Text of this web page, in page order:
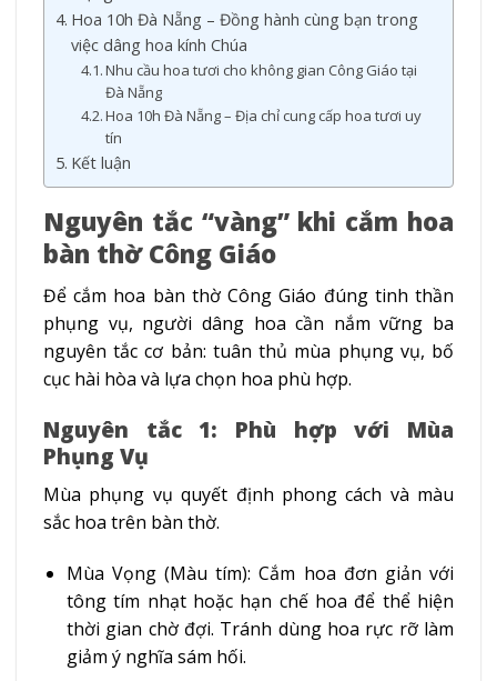
Hoa 10h Đà Nẵng – Đồng hành cùng bạn trong
việc dâng hoa kính Chúa
Nhu cầu hoa tươi cho không gian Công Giáo tại
Đà Nẵng
Hoa 10h Đà Nẵng – Địa chỉ cung cấp hoa tươi uy
tín
Kết luận
Nguyên tắc “vàng” khi cắm hoa
bàn thờ Công Giáo
Để cắm hoa bàn thờ Công Giáo đúng tinh thần
phụng vụ, người dâng hoa cần nắm vững ba
nguyên tắc cơ bản: tuân thủ mùa phụng vụ, bố
cục hài hòa và lựa chọn hoa phù hợp.
Nguyên tắc 1: Phù hợp với Mùa
Phụng Vụ
Mùa phụng vụ quyết định phong cách và màu
sắc hoa trên bàn thờ.
Mùa Vọng (Màu tím): Cắm hoa đơn giản với
tông tím nhạt hoặc hạn chế hoa để thể hiện
thời gian chờ đợi. Tránh dùng hoa rực rỡ làm
giảm ý nghĩa sám hối.